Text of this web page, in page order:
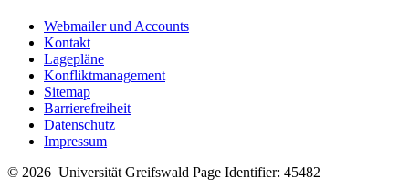
Webmailer und Accounts
Kontakt
Lagepläne
Konfliktmanagement
Sitemap
Barrierefreiheit
Datenschutz
Impressum
© 2026 Universität Greifswald Page Identifier: 45482